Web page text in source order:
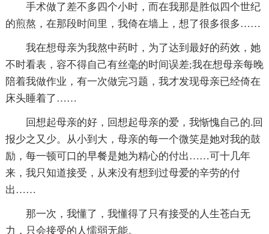
手术做了差不多四个小时，而在我那是胜似四个世纪
的煎熬，在那段时间里，我倚在墙上，想了很多很多……
我在想母亲为我熬中药时，为了达到最好的药效，她
不时看表，容不得自己有丝毫的时间误差;我在想母亲每晚
陪着我做作业，有一次做完习题，我才发现母亲已经倚在
床头睡着了……
回想起母亲的好，回想起母亲的爱，我惭愧自己的.回
报少之又少。从小到大，母亲的每一个微笑是她对我的鼓
励，每一顿可口的早餐是她为精心的付出……可十几年
来，我只知道接受，从来没有想到过母爱的辛劳的付
出……
那一次，我懂了，我懂得了只有接受的人生苍白无
力，只会接受的人懦弱无能。